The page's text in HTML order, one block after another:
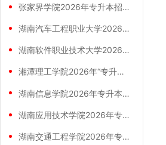
张家界学院2026年专升本招生计划正式公
湖南汽车工程职业大学2026年专升本招生
湖南软件职业技术大学2026年专升本招生
湘潭理工学院2026年“专升本”招生计划
湖南信息学院2026年专升本招生计划正式
湖南应用技术学院2026年专升本招生计划
湖南交通工程学院2026年专升本招生计划